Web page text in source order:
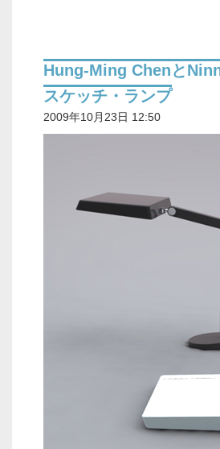
Hung-Ming Chenと
スケッチ・ランプ
2009年10月23日 12:50